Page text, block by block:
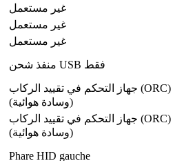
غير مستعمل
غير مستعمل
غير مستعمل
منفذ شحن USB فقط
جهاز التحكم في تقييد الركاب (ORC)
(وسادة هوائية)
جهاز التحكم في تقييد الركاب (ORC)
(وسادة هوائية)
Phare HID gauche